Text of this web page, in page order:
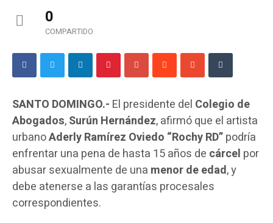
0
COMPARTIDO
SANTO DOMINGO.- El presidente del Colegio de
Abogados,Surún Hernández, afirmó que el artista
urbanoAderly Ramírez Oviedo “Rochy RD”podría
enfrentar una pena de hasta 15 años de cárcel por
abusar sexualmente de una menor de edad, y
debe atenerse a las garantías procesales
correspondientes.